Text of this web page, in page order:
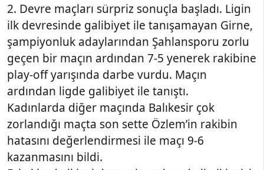
2. Devre maçları sürpriz sonuçla başladı. Ligin
ilk devresinde galibiyet ile tanışamayan Girne,
şampiyonluk adaylarından Şahlansporu zorlu
geçen bir maçın ardından 7-5 yenerek rakibine
play-off yarışında darbe vurdu. Maçın
ardından ligde galibiyet ile tanıştı.
Kadınlarda diğer maçında Balıkesir çok
zorlandığı maçta son sette Özlem’in rakibin
hatasını değerlendirmesi ile maçı 9-6
kazanmasını bildi.